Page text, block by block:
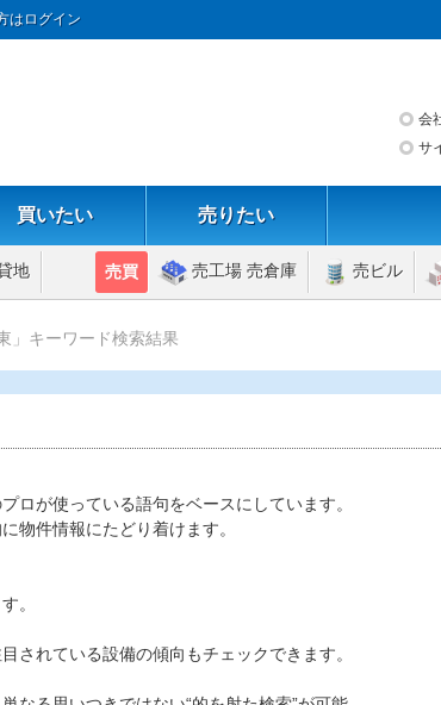
はログイン
会
サ
買いたい 売りたい
地 売買 売工場 売倉庫 売ビル
」キーワード検索結果
ロが使っている語句をベースにしています。
物件情報にたどり着けます。
。
されている設備の傾向もチェックできます。